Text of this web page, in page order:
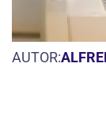
AUTOR: